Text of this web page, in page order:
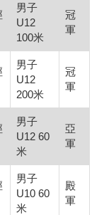
男子
U12
100米
冠
軍
男子
U12
200米
冠
軍
男子
U12 60
米
亞
軍
男子
U10 60
米
殿
軍